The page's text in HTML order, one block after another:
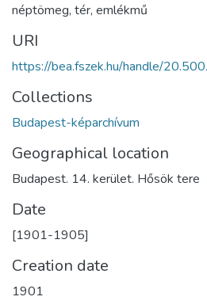
néptömeg, tér, emlékmű
URI
https://bea.fszek.hu/handle/
Collections
Budapest-képarchívum
Geographical location
Budapest. 14. kerület. Hősök tere
Date
[1901-1905]
Creation date
1901